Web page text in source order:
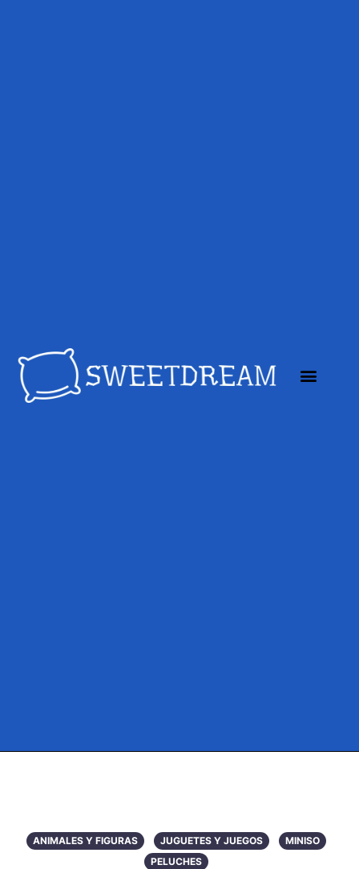
ANIMALES Y FIGURAS JUGUETES Y JUEGOS
MINISO
PELUCHES